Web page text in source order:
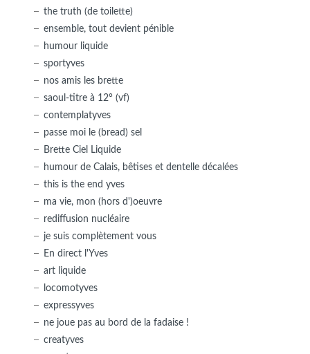
the truth (de toilette)
ensemble, tout devient pénible
humour liquide
sportyves
nos amis les brette
saoul-titre à 12° (vf)
contemplatyves
passe moi le (bread) sel
Brette Ciel Liquide
humour de Calais, bêtises et dentelle décalées
this is the end yves
ma vie, mon (hors d')oeuvre
rediffusion nucléaire
je suis complètement vous
En direct l'Yves
art liquide
locomotyves
expressyves
ne joue pas au bord de la fadaise !
creatyves